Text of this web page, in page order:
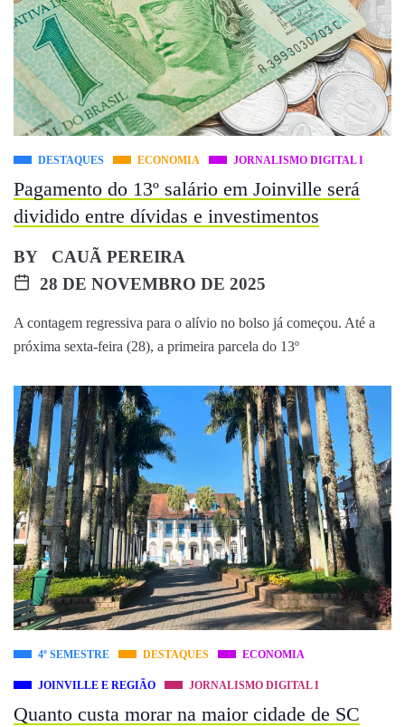
DESTAQUES ECONOMIA JORNALISMO DIGITAL I
Pagamento do 13º salário em Joinville será
dividido entre dívidas e investimentos
BY
CAUÃ PEREIRA
28 DE NOVEMBRO DE 2025
A contagem regressiva para o alívio no bolso já começou. Até a
próxima sexta-feira (28), a primeira parcela do 13º
4º SEMESTRE DESTAQUES ECONOMIA
JOINVILLE E REGIÃO JORNALISMO DIGITAL I
Quanto custa morar na maior cidade de SC